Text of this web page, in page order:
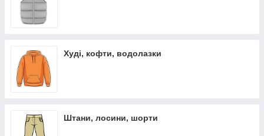
Худі, кофти, водолазки
Штани, лосини, шорти